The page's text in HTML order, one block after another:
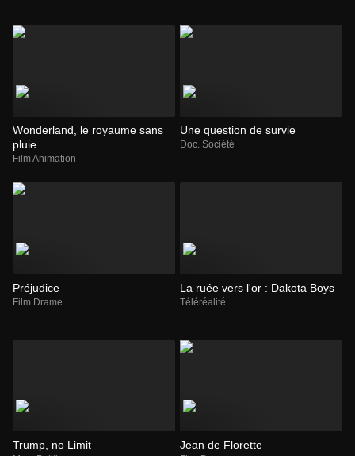
Wonderland, le royaume sans
pluie
Film Animation
Une question de survie
Doc. Société
Préjudice
Film Drame
La ruée vers l'or : Dakota Boys
Téléréalité
Trump, no Limit Jean de Florette